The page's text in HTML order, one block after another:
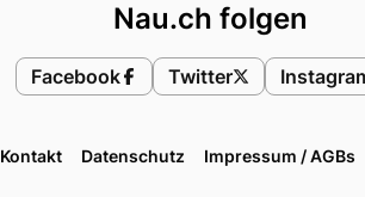
Nau.ch folgen
Facebook Twitter
Kontakt Datenschutz Impressum / AGBs